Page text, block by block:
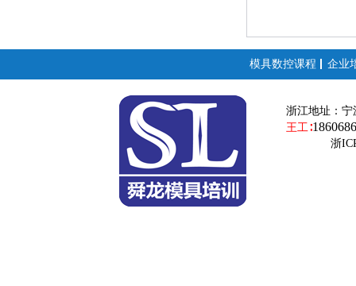
模具数控课程 企业
浙江地址： 宁
王工∶
浙ICP备